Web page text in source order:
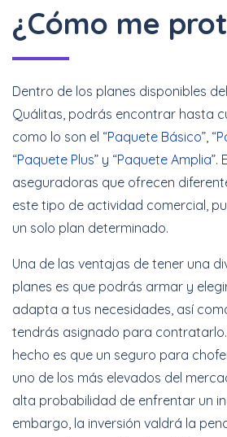
¿Cómo me
Dentro de los planes disponibles
Quálitas, podrás encontrar hasta
como lo son el “Paquete Básico”, “
“Paquete Plus” y “Paquete Amplia”.
aseguradoras que ofrecen
este tipo de actividad comercial,
un solo plan determinado.
Una de las ventajas de tener una
planes es que podrás armar y
adapta a tus necesidades, así
tendrás asignado para contratarlo.
hecho es que un seguro para
uno de los más elevados del
alta probabilidad de enfrentar un
embargo, la inversión valdrá la